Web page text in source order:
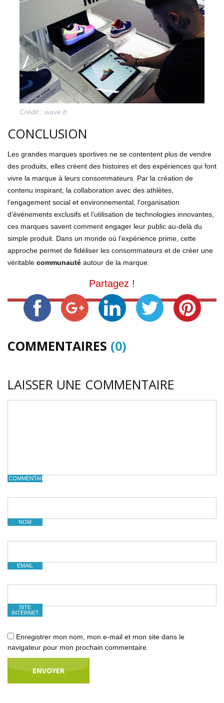
Crédit : wave.fr
CONCLUSION
Les grandes marques sportives ne se contentent plus de vendre
des produits, elles créent des histoires et des expériences qui font
vivre la marque à leurs consommateurs. Par la création de
contenu inspirant, la collaboration avec des athlètes,
l’engagement social et environnemental, l’organisation
d’événements exclusifs et l’utilisation de technologies innovantes,
ces marques savent comment engager leur public au-delà du
simple produit. Dans un monde où l’expérience prime, cette
approche permet de fidéliser les consommateurs et de créer une
véritable communauté autour de la marque.
Partagez !
COMMENTAIRES (0)
LAISSER UNE COMMENTAIRE
COMMENTAIRE
NOM
EMAIL
SITE
INTERNET
Enregistrer mon nom, mon e-mail et mon site dans le
navigateur pour mon prochain commentaire.